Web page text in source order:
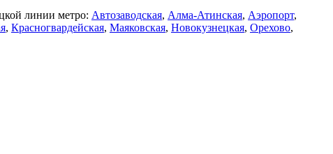
линии метро: Автозаводская, Алма-Атинская, Аэропорт,
, Красногвардейская, Маяковская, Новокузнецкая, Орехово,